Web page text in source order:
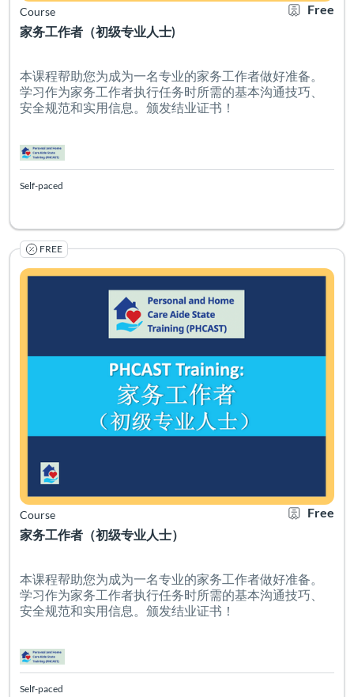
家务工作者（初级专业人士)
Course Free
本课程帮助您为成为一名专业的家务工作者做好准备。
学习作为家务工作者执行任务时所需的基本沟通技巧、
安全规范和实用信息。颁发结业证书！
Self-paced
FREE
家务工作者（初级专业人士）
Course
Certificate
Listing
Free
本课程帮助您为成为一名专业的家务工作者做好准备。
学习作为家务工作者执行任务时所需的基本沟通技巧、
安全规范和实用信息。颁发结业证书！
Listing Catalog: PHCAST Chinese Mandarin Simplified
Listing Date: Self-paced
Self-paced